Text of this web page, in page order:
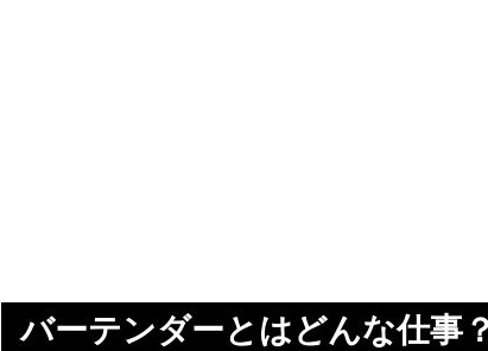
バーテンダーとはどんな仕事？